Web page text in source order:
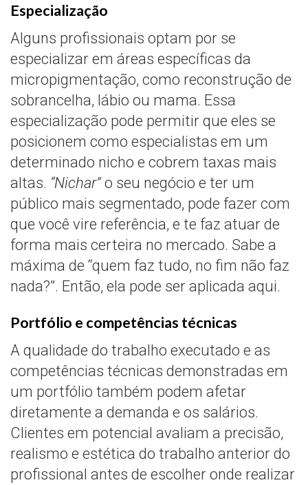
Especialização
Alguns profissionais optam por se
especializar em áreas específicas da
micropigmentação, como reconstrução de
sobrancelha, lábio ou mama. Essa
especialização pode permitir que eles se
posicionem como especialistas em um
determinado nicho e cobrem taxas mais
altas. “Nichar”o seu negócio e ter um
público mais segmentado, pode fazer com
que você vire referência, e te faz atuar de
forma mais certeira no mercado. Sabe a
máxima de “quem faz tudo, no fim não faz
nada?”. Então, ela pode ser aplicada aqui.
Portfólio e competências técnicas
A qualidade do trabalho executado e as
competências técnicas demonstradas em
um portfólio também podem afetar
diretamente a demanda e os salários.
Clientes em potencial avaliam a precisão,
realismo e estética do trabalho anterior do
profissional antes de escolher onde realizar